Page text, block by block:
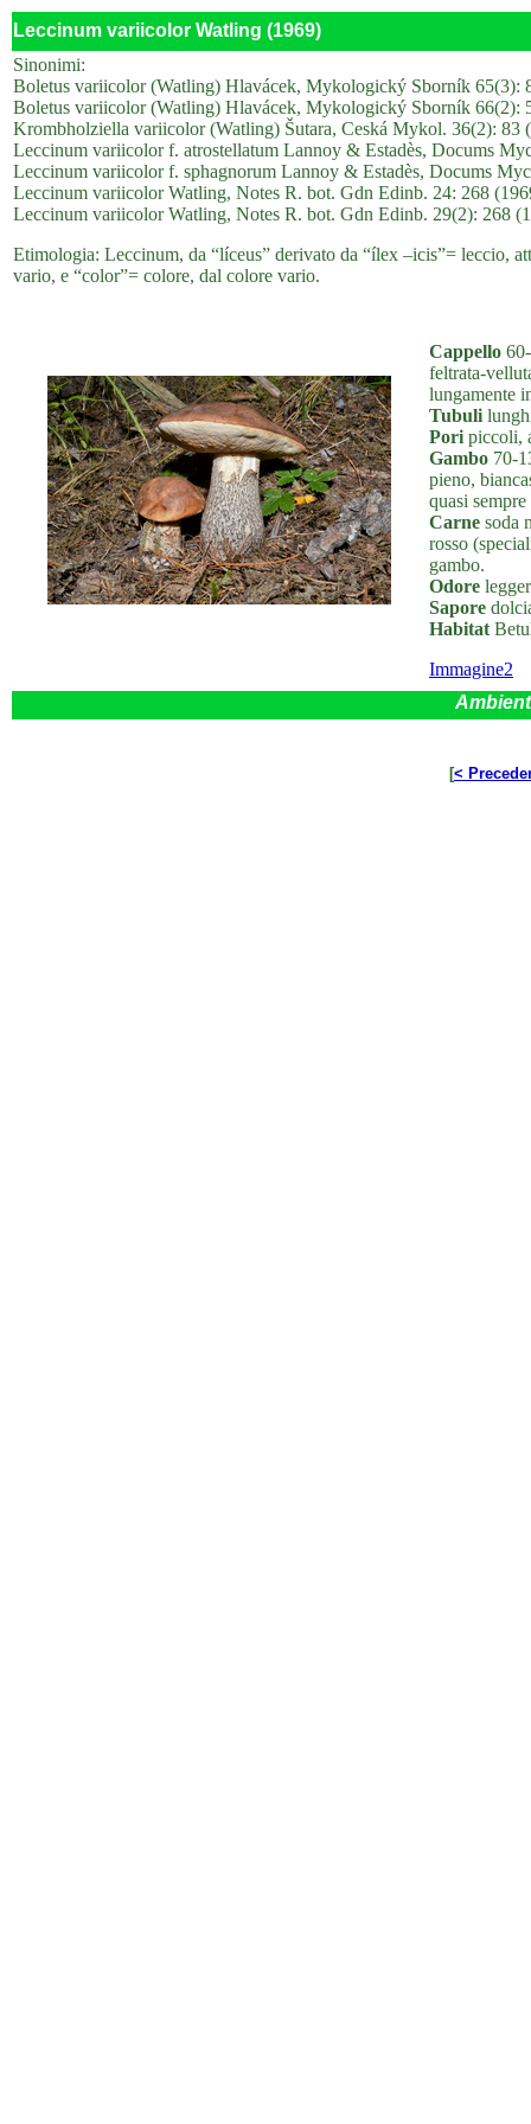
Leccinum variicolor Watling (1969)
Sinonimi:
Boletus variicolor (Watling) Hlavácek, Mykologický Sborník 65(3):
Boletus variicolor (Watling) Hlavácek, Mykologický Sborník 66(2):
Krombholziella variicolor (Watling) Šutara, Ceská Mykol. 36(2): 83
Leccinum variicolor f. atrostellatum Lannoy & Estadès, Docums
Leccinum variicolor f. sphagnorum Lannoy & Estadès, Docums
Leccinum variicolor Watling, Notes R. bot. Gdn Edinb. 24: 268
Leccinum variicolor Watling, Notes R. bot. Gdn Edinb. 29(2): 268
Etimologia: Leccinum, da “líceus” derivato da “ílex –icis”= leccio,
vario, e “color”= colore, dal colore vario.
Cappello
feltrata-
lungamente
Tubuli
Pori piccoli,
Gambo 70-
pieno,
quasi
Carne soda
rosso
gambo.
Odore
Sapore
Habitat
Immagine2
[<